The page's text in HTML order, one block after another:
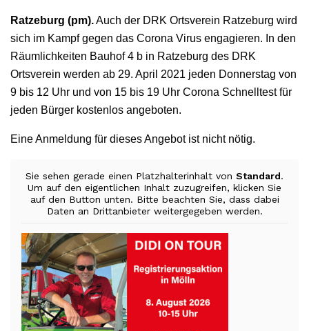
Ratzeburg (pm).Auch der DRK Ortsverein Ratzeburg wird
sich im Kampf gegen das Corona Virus engagieren. In den
Räumlichkeiten Bauhof 4 b in Ratzeburg des DRK
Ortsverein werden ab 29. April 2021 jeden Donnerstag von
9 bis 12 Uhr und von 15 bis 19 Uhr Corona Schnelltest für
jeden Bürger kostenlos angeboten.
Eine Anmeldung für dieses Angebot ist nicht nötig.
Sie sehen gerade einen Platzhalterinhalt von Standard.
Um auf den eigentlichen Inhalt zuzugreifen, klicken Sie
auf den Button unten. Bitte beachten Sie, dass dabei
Daten an Drittanbieter weitergegeben werden.